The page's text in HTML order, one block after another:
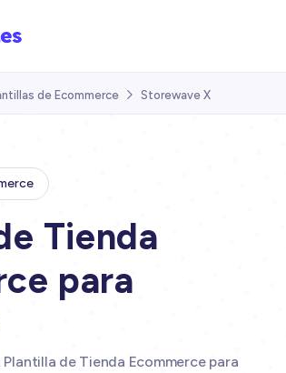
de Ecommerce  Storewave X
Tienda
para
de Tienda Ecommerce para